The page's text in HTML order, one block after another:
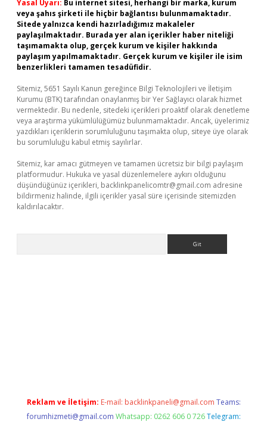
Yasal Uyarı: Bu internet sitesi, herhangi bir marka, kurum
veya şahıs şirketi ile hiçbir bağlantısı bulunmamaktadır.
Sitede yalnızca kendi hazırladığımız makaleler
paylaşılmaktadır. Burada yer alan içerikler haber niteliği
taşımamakta olup, gerçek kurum ve kişiler hakkında
paylaşım yapılmamaktadır. Gerçek kurum ve kişiler ile isim
benzerlikleri tamamen tesadüfidir.
Sitemiz, 5651 Sayılı Kanun gereğince Bilgi Teknolojileri ve İletişim
Kurumu (BTK) tarafından onaylanmış bir Yer Sağlayıcı olarak hizmet
vermektedir. Bu nedenle, sitedeki içerikleri proaktif olarak denetleme
veya araştırma yükümlülüğümüz bulunmamaktadır. Ancak, üyelerimiz
yazdıkları içeriklerin sorumluluğunu taşımakta olup, siteye üye olarak
bu sorumluluğu kabul etmiş sayılırlar.
Sitemiz, kar amacı gütmeyen ve tamamen ücretsiz bir bilgi paylaşım
platformudur. Hukuka ve yasal düzenlemelere aykırı olduğunu
düşündüğünüz içerikleri, backlinkpanelicomtr@gmail.com adresine
bildirmeniz halinde, ilgili içerikler yasal süre içerisinde sitemizden
kaldırılacaktır.
Reklam ve İletişim: E-mail: backlinkpaneli@gmail.com Teams:
forumhizmeti@gmail.com Whatsapp: 0262 606 0 726 Telegram: